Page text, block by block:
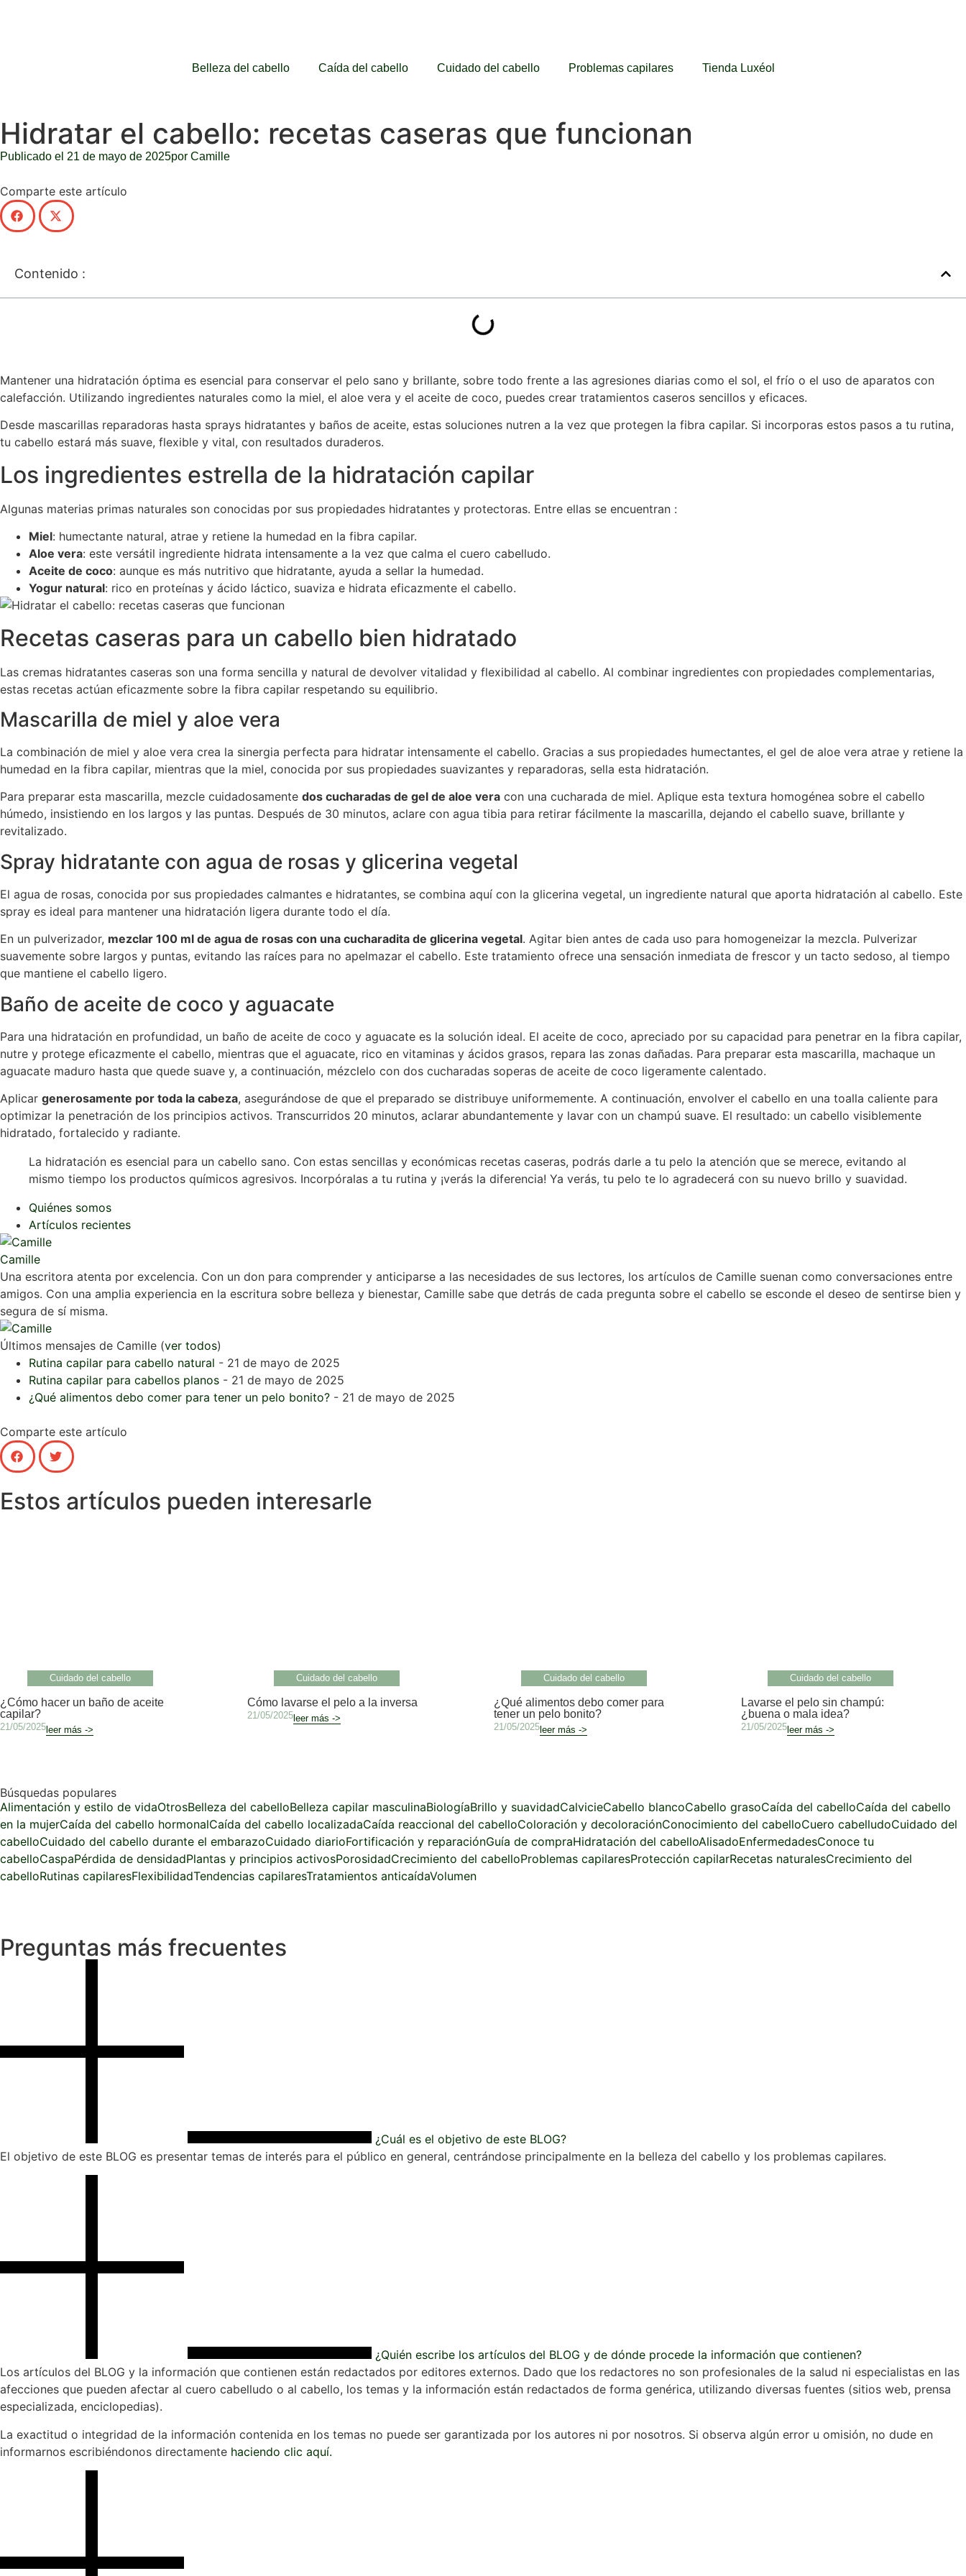
Belleza del cabello Caída del cabello Cuidado del cabello Problemas capilares Tienda Luxéol
Hidratar el cabello: recetas caseras que funcionan
Publicado el 21 de mayo de 2025por Camille
Comparte este artículo
Contenido :
Mantener una hidratación óptima es esencial para conservar el pelo sano y brillante, sobre todo frente a las agresiones diarias como el sol, el frío o el uso de aparatos con
calefacción. Utilizando ingredientes naturales como la miel, el aloe vera y el aceite de coco, puedes crear tratamientos caseros sencillos y eficaces.
Desde mascarillas reparadoras hasta sprays hidratantes y baños de aceite, estas soluciones nutren a la vez que protegen la fibra capilar. Si incorporas estos pasos a tu rutina,
tu cabello estará más suave, flexible y vital, con resultados duraderos.
Los ingredientes estrella de la hidratación capilar
Algunas materias primas naturales son conocidas por sus propiedades hidratantes y protectoras. Entre ellas se encuentran :
Miel: humectante natural, atrae y retiene la humedad en la fibra capilar.
Aloe vera: este versátil ingrediente hidrata intensamente a la vez que calma el cuero cabelludo.
Aceite de coco: aunque es más nutritivo que hidratante, ayuda a sellar la humedad.
Yogur natural: rico en proteínas y ácido láctico, suaviza e hidrata eficazmente el cabello.
Recetas caseras para un cabello bien hidratado
Las cremas hidratantes caseras son una forma sencilla y natural de devolver vitalidad y flexibilidad al cabello. Al combinar ingredientes con propiedades complementarias,
estas recetas actúan eficazmente sobre la fibra capilar respetando su equilibrio.
Mascarilla de miel y aloe vera
La combinación de miel y aloe vera crea la sinergia perfecta para hidratar intensamente el cabello. Gracias a sus propiedades humectantes, el gel de aloe vera atrae y retiene la
humedad en la fibra capilar, mientras que la miel, conocida por sus propiedades suavizantes y reparadoras, sella esta hidratación.
Para preparar esta mascarilla, mezcle cuidadosamente dos cucharadas de gel de aloe vera con una cucharada de miel. Aplique esta textura homogénea sobre el cabello
húmedo, insistiendo en los largos y las puntas. Después de 30 minutos, aclare con agua tibia para retirar fácilmente la mascarilla, dejando el cabello suave, brillante y
revitalizado.
Spray hidratante con agua de rosas y glicerina vegetal
El agua de rosas, conocida por sus propiedades calmantes e hidratantes, se combina aquí con la glicerina vegetal, un ingrediente natural que aporta hidratación al cabello. Este
spray es ideal para mantener una hidratación ligera durante todo el día.
En un pulverizador, mezclar 100 ml de agua de rosas con una cucharadita de glicerina vegetal. Agitar bien antes de cada uso para homogeneizar la mezcla. Pulverizar
suavemente sobre largos y puntas, evitando las raíces para no apelmazar el cabello. Este tratamiento ofrece una sensación inmediata de frescor y un tacto sedoso, al tiempo
que mantiene el cabello ligero.
Baño de aceite de coco y aguacate
Para una hidratación en profundidad, un baño de aceite de coco y aguacate es la solución ideal. El aceite de coco, apreciado por su capacidad para penetrar en la fibra capilar,
nutre y protege eficazmente el cabello, mientras que el aguacate, rico en vitaminas y ácidos grasos, repara las zonas dañadas. Para preparar esta mascarilla, machaque un
aguacate maduro hasta que quede suave y, a continuación, mézclelo con dos cucharadas soperas de aceite de coco ligeramente calentado.
Aplicar generosamente por toda la cabeza, asegurándose de que el preparado se distribuye uniformemente. A continuación, envolver el cabello en una toalla caliente para
optimizar la penetración de los principios activos. Transcurridos 20 minutos, aclarar abundantemente y lavar con un champú suave. El resultado: un cabello visiblemente
hidratado, fortalecido y radiante.
La hidratación es esencial para un cabello sano. Con estas sencillas y económicas recetas caseras, podrás darle a tu pelo la atención que se merece, evitando al
mismo tiempo los productos químicos agresivos. Incorpóralas a tu rutina y ¡verás la diferencia! Ya verás, tu pelo te lo agradecerá con su nuevo brillo y suavidad.
Quiénes somos
Artículos recientes
Camille
Una escritora atenta por excelencia. Con un don para comprender y anticiparse a las necesidades de sus lectores, los artículos de Camille suenan como conversaciones entre
amigos. Con una amplia experiencia en la escritura sobre belleza y bienestar, Camille sabe que detrás de cada pregunta sobre el cabello se esconde el deseo de sentirse bien y
segura de sí misma.
Últimos mensajes de Camille (ver todos)
Rutina capilar para cabello natural - 21 de mayo de 2025
Rutina capilar para cabellos planos - 21 de mayo de 2025
¿Qué alimentos debo comer para tener un pelo bonito? - 21 de mayo de 2025
Comparte este artículo
Estos artículos pueden interesarle
Cuidado del cabello
¿Cómo hacer un baño de aceite
capilar?
21/05/2025 leer más ->
Cuidado del cabello
Cómo lavarse el pelo a la inversa
21/05/2025leer más ->
Cuidado del cabello
¿Qué alimentos debo comer para
tener un pelo bonito?
21/05/2025 leer más ->
Cuidado del cabello
Lavarse el pelo sin champú:
¿buena o mala idea?
21/05/2025leer más ->
Búsquedas populares
Alimentación y estilo de vidaOtrosBelleza del cabelloBelleza capilar masculinaBiologíaBrillo y suavidadCalvicieCabello blancoCabello grasoCaída del cabelloCaída del cabello
en la mujerCaída del cabello hormonalCaída del cabello localizadaCaída reaccional del cabelloColoración y decoloraciónConocimiento del cabelloCuero cabelludoCuidado del
cabelloCuidado del cabello durante el embarazoCuidado diarioFortificación y reparaciónGuía de compraHidratación del cabelloAlisadoEnfermedadesConoce tu
cabelloCaspaPérdida de densidadPlantas y principios activosPorosidadCrecimiento del cabelloProblemas capilaresProtección capilarRecetas naturalesCrecimiento del
cabelloRutinas capilaresFlexibilidadTendencias capilaresTratamientos anticaídaVolumen
Preguntas más frecuentes
¿Cuál es el objetivo de este BLOG?
El objetivo de este BLOG es presentar temas de interés para el público en general, centrándose principalmente en la belleza del cabello y los problemas capilares.
¿Quién escribe los artículos del BLOG y de dónde procede la información que contienen?
Los artículos del BLOG y la información que contienen están redactados por editores externos. Dado que los redactores no son profesionales de la salud ni especialistas en las
afecciones que pueden afectar al cuero cabelludo o al cabello, los temas y la información están redactados de forma genérica, utilizando diversas fuentes (sitios web, prensa
especializada, enciclopedias).
La exactitud o integridad de la información contenida en los temas no puede ser garantizada por los autores ni por nosotros. Si observa algún error u omisión, no dude en
informarnos escribiéndonos directamente haciendo clic aquí.